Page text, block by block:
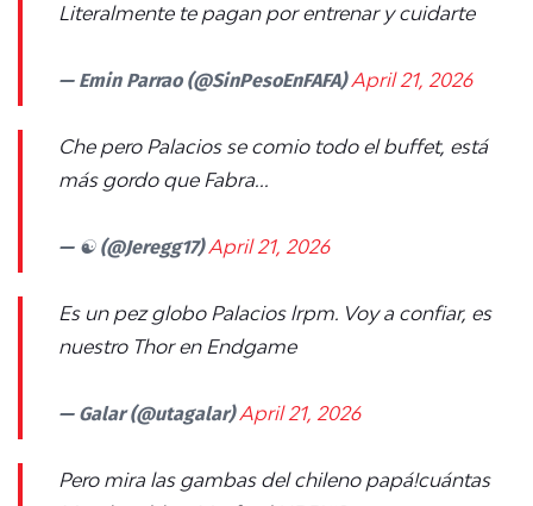
Literalmente te pagan por entrenar y cuidarte
— Emin Parrao (@SinPesoEnFAFA)April 21, 2026
Che pero Palacios se comio todo el buffet, está
más gordo que Fabra...
— ☯ (@Jeregg17)April 21, 2026
Es un pez globo Palacios lrpm. Voy a confiar, es
nuestro Thor en Endgame
— Galar (@utagalar)April 21, 2026
Pero mira las gambas del chileno papá!cuántas